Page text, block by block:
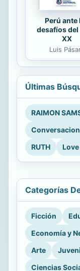
Perú ante
desafíos
XX
Luis
Últimas
RAIMON
RUTH
Categorías
Ficción
Economía y
Arte
Ciencias